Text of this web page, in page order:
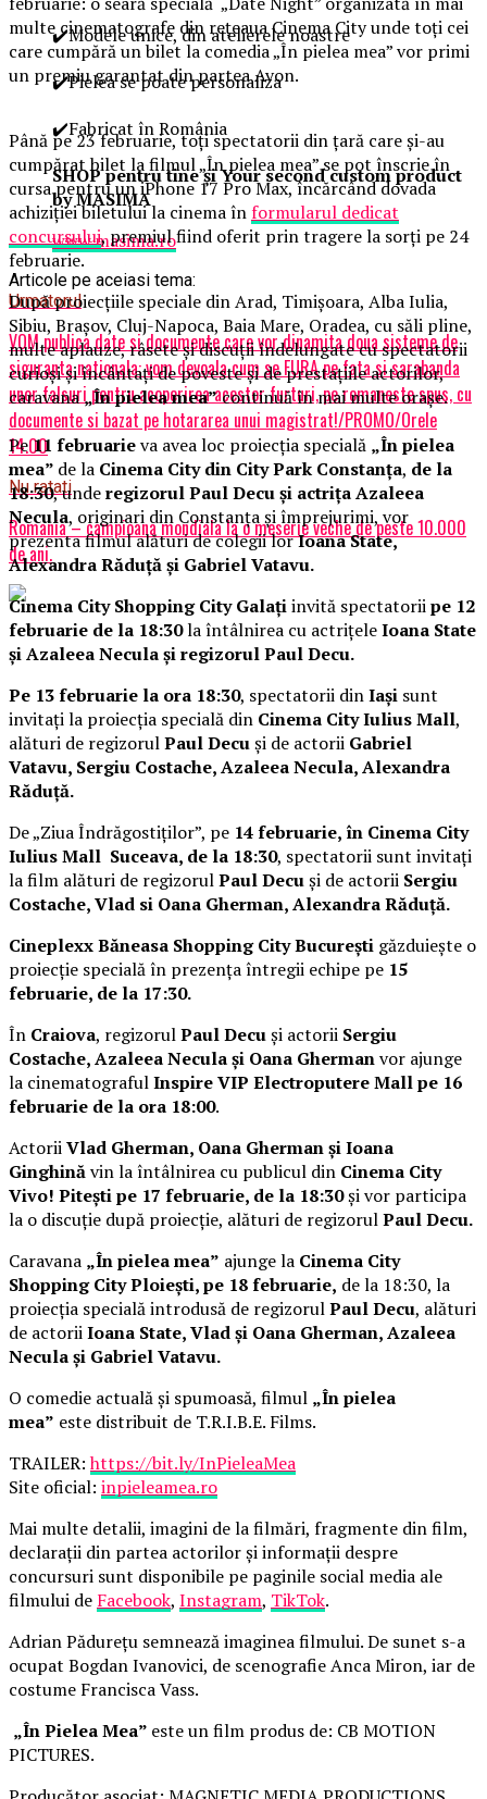
✔️Modele unice, din atelierele noastre
✔️Pielea se poate personaliza
✔️Fabricat în România
SHOP pentru tine și Your second custom product
by MASIMA
www.masima.ro
Articole pe aceiasi tema:
Urmatorul
VOM publica date si documente care vor dinamita doua sisteme de
siguranta nationala: vom devoala cum se FURA pe fata si sarabanda
unor falsuri pentru acoperirea acestor furturi, pe romaneste spus, cu
documente si bazat pe hotararea unui magistrat!/PROMO/Orele
14.00
Nu ratati
Romania – campioana mondiala la o meserie veche de peste 10.000
de ani.
multe cinematografe din rețeaua Cinema City unde toți cei
care cumpără un bilet la comedia „În pielea mea” vor primi
un premiu garantat din partea Avon.
Până pe 23 februarie, toți spectatorii din țară care și-au
cumpărat bilet la filmul „În pielea mea” se pot înscrie în
cursa pentru un iPhone 17 Pro Max, încărcând dovada
achiziției biletului la cinema înformularul dedicat
concursului, premiul fiind oferit prin tragere la sorți pe 24
februarie.
După proiecțiile speciale din Arad, Timișoara, Alba Iulia,
Sibiu, Brașov, Cluj-Napoca, Baia Mare, Oradea, cu săli pline,
multe aplauze, râsete și discuții îndelungate cu spectatorii
curioși și încântați de poveste și de prestațiile actorilor,
caravana„În pielea mea”continuă în mai multe orașe.
Pe11 februarieva avea loc proiecția specială „În pielea
mea” de la Cinema City din City Park Constanța, de la
18:30, underegizorul Paul Decu și actrița Azaleea
Necula, originari din Constanța și împrejurimi, vor
prezenta filmul alături de colegii lorIoana State,
Alexandra Răduță și Gabriel Vatavu.
Cinema City Shopping City Galațiinvită spectatoriipe 12
februarie de la 18:30la întâlnirea cu actrițeleIoana State
și Azaleea Necula și regizorul Paul Decu.
Pe 13 februarie la ora 18:30, spectatorii dinIași sunt
invitați la proiecția specială din Cinema City Iulius Mall,
alături de regizorulPaul Decuși de actorii Gabriel
Vatavu, Sergiu Costache, Azaleea Necula, Alexandra
Răduță.
De „Ziua Îndrăgostiților”, pe 14 februarie, în Cinema City
Iulius Mall Suceava, de la 18:30, spectatorii sunt invitați
la film alături de regizorulPaul Decuși de actorii Sergiu
Costache, Vlad si Oana Gherman, Alexandra Răduță.
Cineplexx Băneasa Shopping City București găzduiește o
proiecție specială în prezența întregii echipe pe 15
februarie, de la 17:30.
În Craiova, regizorulPaul Decuși actorii Sergiu
Costache, Azaleea Necula și Oana Ghermanvor ajunge
la cinematografulInspire VIP Electroputere Mall pe 16
februarie de la ora 18:00.
ActoriiVlad Gherman, Oana Gherman și Ioana
Ginghinăvin la întâlnirea cu publicul din Cinema City
Vivo! Pitești pe 17 februarie, de la 18:30și vor participa
la o discuție după proiecție, alături de regizorulPaul Decu.
Caravana „În pielea mea” ajunge la Cinema City
Shopping City Ploiești, pe 18 februarie, de la 18:30, la
proiecția specială introdusă de regizorulPaul Decu, alături
de actoriiIoana State, Vlad și Oana Gherman, Azaleea
Necula și Gabriel Vatavu.
O comedie actuală și spumoasă, filmul „În pielea
mea” este distribuit de T.R.I.B.E. Films.
TRAILER:https://bit.ly/InPieleaMea
Site oficial: inpieleamea.ro
Mai multe detalii, imagini de la filmări, fragmente din film,
declarații din partea actorilor și informații despre
concursuri sunt disponibile pe paginile social media ale
filmului de Facebook, Instagram, TikTok.
Adrian Pădurețu semnează imaginea filmului. De sunet s-a
ocupat Bogdan Ivanovici, de scenografie Anca Miron, iar de
costume Francisca Vass.
„În Pielea Mea” este un film produs de: CB MOTION
PICTURES.